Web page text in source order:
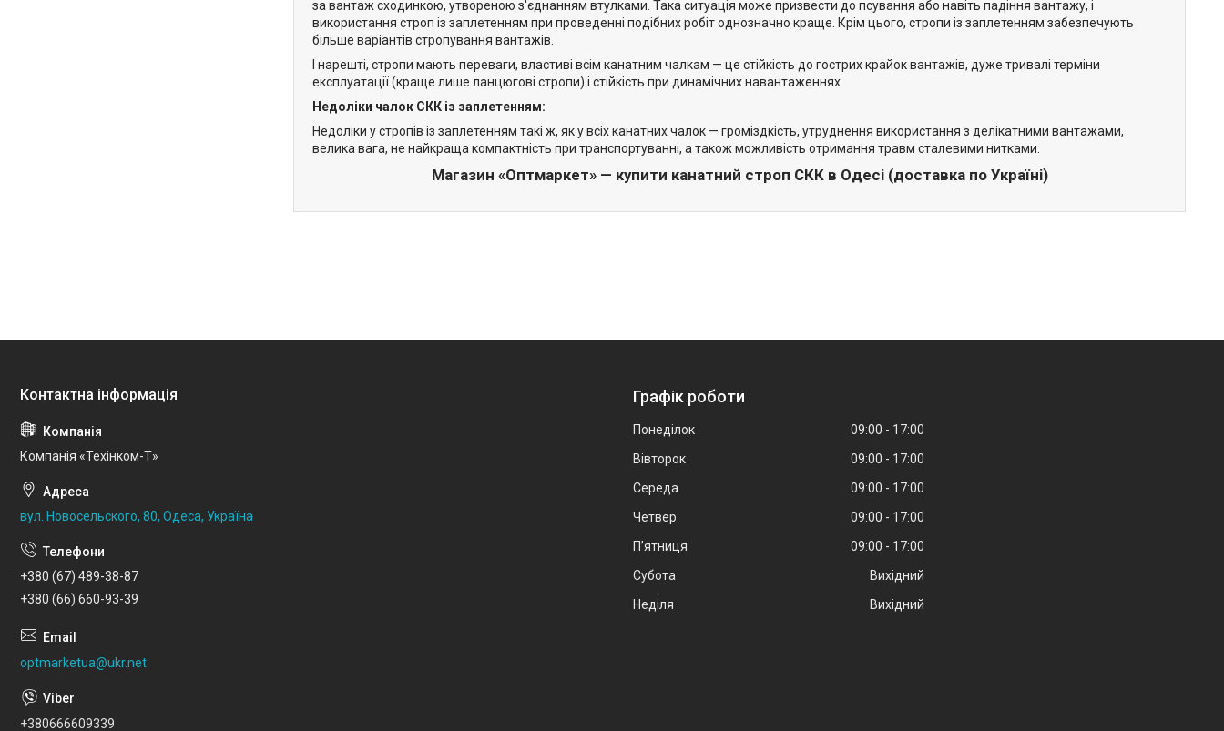
за вантаж сходинкою, утвореною з'єднанням втулками. Така ситуація може призвести до псування або навіть падіння вантажу, і
використання строп із заплетенням при проведенні подібних робіт однозначно краще. Крім цього, стропи із заплетенням забезпечують
більше варіантів стропування вантажів.
І нарешті, стропи мають переваги, властиві всім канатним чалкам — це стійкість до гострих крайок вантажів, дуже тривалі терміни
експлуатації (краще лише ланцюгові стропи) і стійкість при динамічних навантаженнях.
Недоліки чалок СКК із заплетенням:
Недоліки у стропів із заплетенням такі ж, як у всіх канатних чалок — громіздкість, утруднення використання з делікатними вантажами,
велика вага, не найкраща компактність при транспортуванні, а також можливість отримання травм сталевими нитками.
Магазин «Оптмаркет» — купити канатний строп СКК в Одесі (доставка по Україні)
Компанія «Техінком-Т»
вул. Новосельского, 80, Одеса, Україна
+380 (67) 489-38-87
+380 (66) 660-93-39
optmarketua@ukr.net
+380666609339
Графік роботи
Понеділок 09:00
17:00
Вівторок
09:00
17:00
Середа
09:00
17:00
Четвер
09:00
17:00
Пʼятниця
09:00
17:00
Субота
Вихідний
Неділя
Вихідний